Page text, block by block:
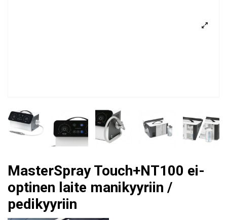
MasterSpray Touch+NT100 ei-
optinen laite manikyyriin /
pedikyyriin